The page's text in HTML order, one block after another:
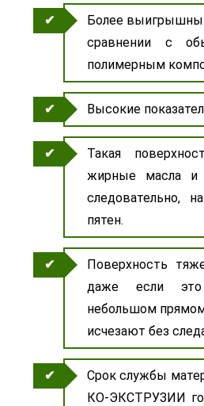
Более
сравнении с
полимерным
Высокие
Такая
жирные масла и
следовательно,
пятен.
Поверхность
даже если это
небольшом
исчезают без
Срок службы
КО-ЭКСТРУЗИИ